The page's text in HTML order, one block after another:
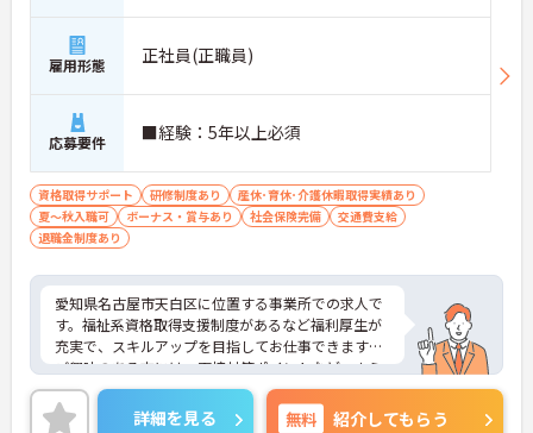
雇用形態 正社員(正職員)
応募要件 ■経験：5年以上必須
資格取得サポート 研修制度あり
産休･育休･介護休暇取得実績あり
夏～秋入職可
ボーナス・賞与あり 社会保険完備
交通費支給
退職金制度あり
愛知県名古屋市天白区に位置する事業所での求人で
す。福祉系資格取得支援制度があるなど福利厚生が
充実で、スキルアップを目指してお仕事できます◎
ご興味のある方には、面接対策ポイントなど、さら
に詳細をご案内しますのでお気軽にご相談くださ
い！
詳細を見る 無料 紹介してもらう